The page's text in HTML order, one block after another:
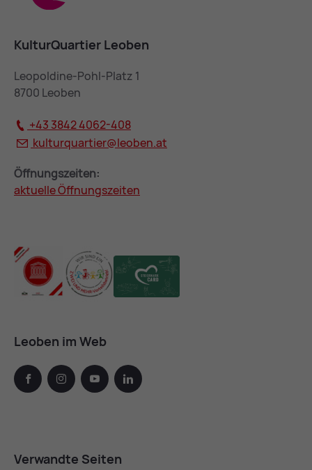
KulturQuartier Leoben
Leopoldine-Pohl-Platz 1
8700 Leoben
+43 3842 4062-408
kulturquartier@leoben.at
Öffnungszeiten:
aktuelle Öffnungszeiten
Leoben im Web
facebook instagramyoutube linkedin
Verwandte Seiten